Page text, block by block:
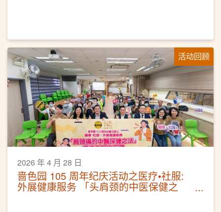
活动回顾
2026 年 4 月 28 日
啬色园 105 周年纪庆活动之医疗•社服:
外展健康服务 「头肩颈的中医保健之